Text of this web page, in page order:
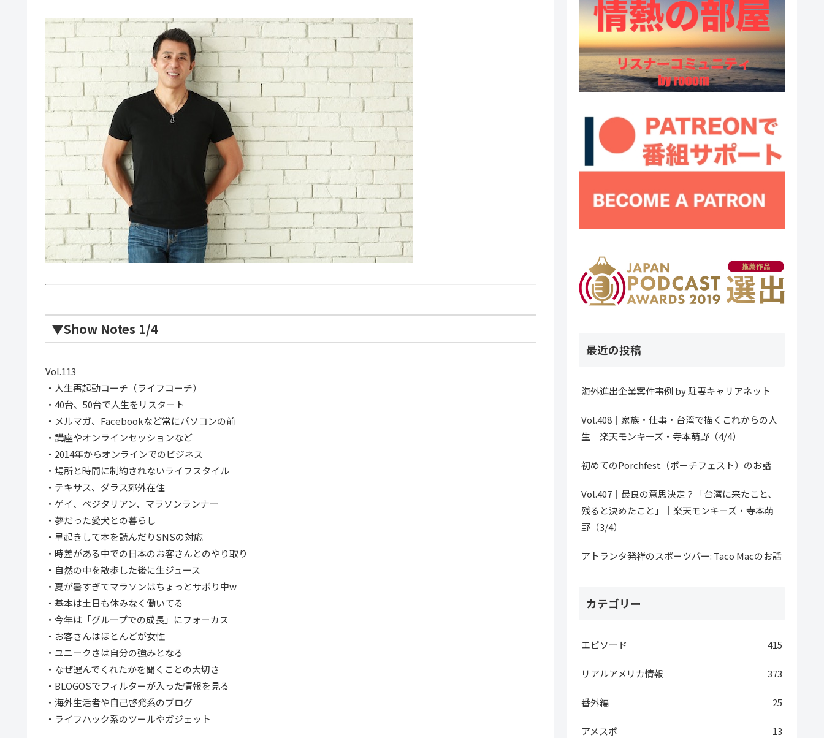
だ
い。
▼Show Notes 1/4
Vol.113
・人生再起動コーチ（ライフコーチ）
・40台、50台で人生をリスタート
・メルマガ、Facebookなど常にパソコンの前
・講座やオンラインセッションなど
・2014年からオンラインでのビジネス
・場所と時間に制約されないライフスタイル
・テキサス、ダラス郊外在住
・ゲイ、ベジタリアン、マラソンランナー
・夢だった愛犬との暮らし
・早起きして本を読んだりSNSの対応
・時差がある中での日本のお客さんとのやり取り
・自然の中を散歩した後に生ジュース
・夏が暑すぎてマラソンはちょっとサボり中w
・基本は土日も休みなく働いてる
・今年は「グループでの成長」にフォーカス
・お客さんはほとんどが女性
・ユニークさは自分の強みとなる
・なぜ選んでくれたかを聞くことの大切さ
・BLOGOSでフィルターが入った情報を見る
・海外生活者や自己啓発系のブログ
・ライフハック系のツールやガジェット
最近の投稿
海外進出企業案件事例 by 駐妻キャリアネット
Vol.408｜家族・仕事・台湾で描くこれからの人
生｜楽天モンキーズ・寺本萌野（4/4）
初めてのPorchfest（ポーチフェスト）のお話
Vol.407｜最良の意思決定？「台湾に来たこと、
残ると決めたこと」｜楽天モンキーズ・寺本萌
野（3/4）
アトランタ発祥のスポーツバー: Taco Macのお話
カテゴリー
エピソード 415
リアルアメリカ情報 373
番外編 25
アメスポ 13